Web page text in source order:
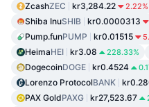
ZcashZEC kr3,284.22 2.22%
Shiba InuSHIB kr0.0000313
Pump.funPUMP kr0.01515
HeimaHEI kr3.08 228.33%
DogecoinDOGE kr0.4524
Lorenzo ProtocolBANK
PAX GoldPAXG kr27,523.67